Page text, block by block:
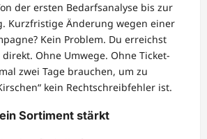
der ersten Bedarfsanalyse bis zur
Kurzfristige Änderung wegen einer
Kein Problem. Du erreichst
Ohne Umwege. Ohne Ticket-
zwei Tage brauchen, um zu
kein Rechtschreibfehler ist.
Sortiment stärkt